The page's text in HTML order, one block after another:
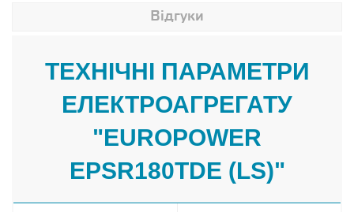
Відгуки
ТЕХНІЧНІ ПАРАМЕТРИ
ЕЛЕКТРОАГРЕГАТУ
"EUROPOWER
EPSR180TDE (LS)"